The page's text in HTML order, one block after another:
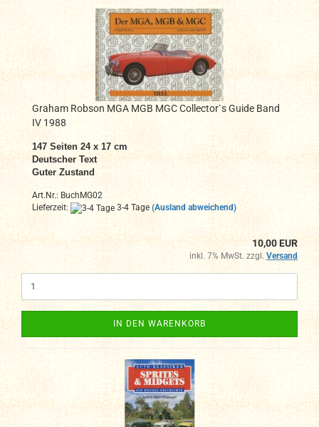
Graham Robson MGA MGB MGC Collector`s Guide Band
IV 1988
147 Seiten 24 x 17 cm
Deutscher Text
Guter Zustand
Art.Nr.: BuchMG02
Lieferzeit:
3-4 Tage (Ausland abweichend)
10,00 EUR
inkl. 7% MwSt. zzgl. Versand
IN DEN WARENKORB